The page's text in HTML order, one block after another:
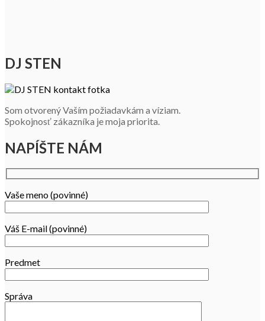
DJ STEN
Som otvorený Vaším požiadavkám a víziam.
Spokojnosť zákazníka je moja priorita.
NAPÍŠTE NÁM
Vaše meno (povinné)
Váš E-mail (povinné)
Predmet
Správa